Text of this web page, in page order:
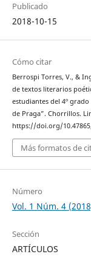
Publicado
2018-10-15
Cómo citar
Berrospi Torres, V., &
de textos literarios
estudiantes del 4º
de Praga”. Chorrillos.
https://doi.org/
Más formatos de
Número
Vol. 1 Núm. 4
Sección
ARTÍCULOS